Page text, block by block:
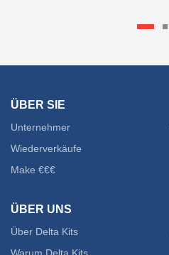
ÜBER SIE
Unternehmer
Wiederverkäufe
Make €€€
ÜBER UNS
Über Delta Kits